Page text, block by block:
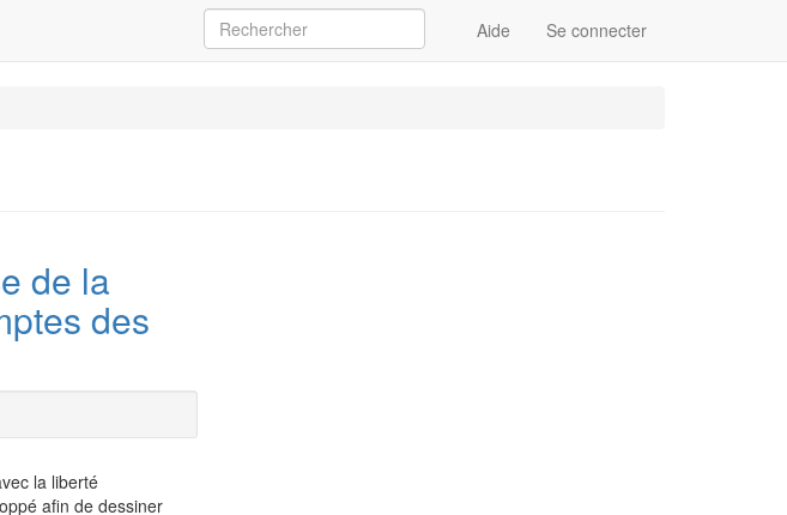
Aide Se connecter
de la
des
la liberté
afin de dessiner